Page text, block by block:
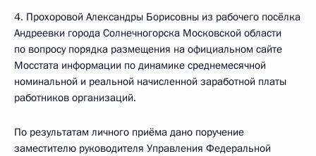
4. Прохоровой Александры Борисовны из рабочего посёлка
Андреевки города Солнечногорска Московской области
по вопросу порядка размещения на официальном сайте
Мосстата информации по динамике среднемесячной
номинальной и реальной начисленной заработной платы
работников организаций.
По результатам личного приёма дано поручение
заместителю руководителя Управления Федеральной